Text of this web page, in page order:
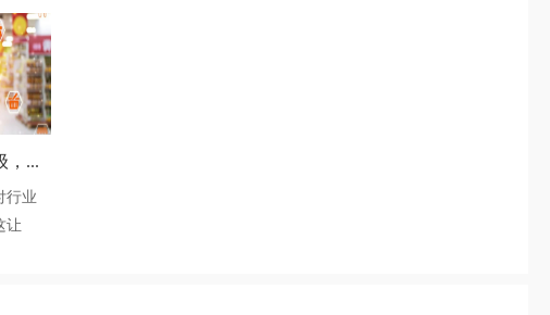
，...
行业
让